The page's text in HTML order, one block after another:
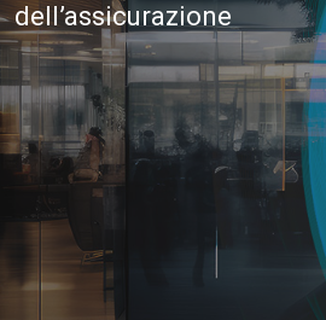
dell’assicurazione